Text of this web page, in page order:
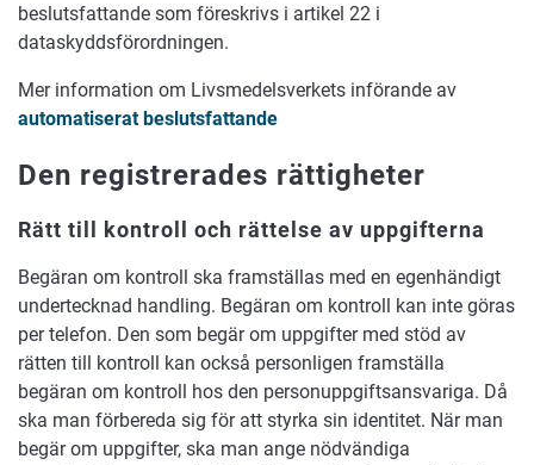
beslutsfattande som föreskrivs i artikel 22 i
dataskyddsförordningen.
Mer information om Livsmedelsverkets införande av
automatiserat beslutsfattande
Den registrerades rättigheter
Rätt till kontroll och rättelse av uppgifterna
Begäran om kontroll ska framställas med en egenhändigt
undertecknad handling. Begäran om kontroll kan inte göras
per telefon. Den som begär om uppgifter med stöd av
rätten till kontroll kan också personligen framställa
begäran om kontroll hos den personuppgiftsansvariga. Då
ska man förbereda sig för att styrka sin identitet. När man
begär om uppgifter, ska man ange nödvändiga